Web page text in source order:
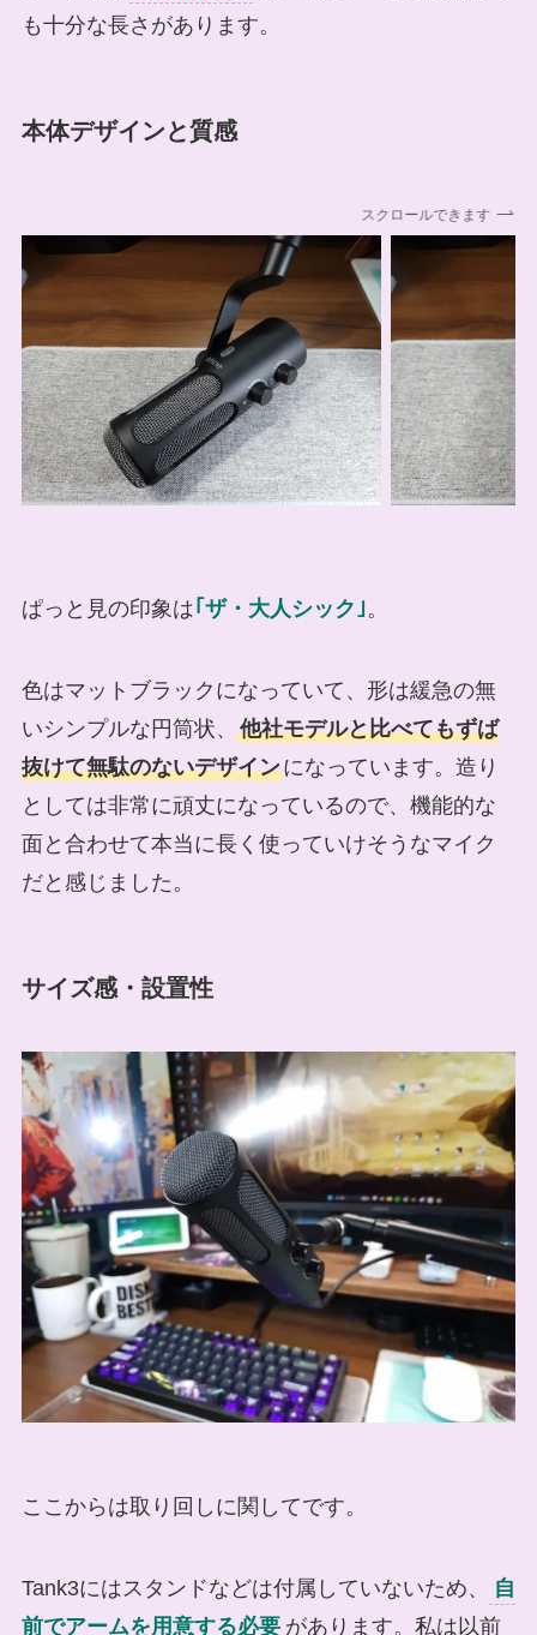
も十分な長さがあります。
本体デザインと質感
スクロールできます
ぱっと見の印象は｢ザ・大人シック｣ 。
色はマットブラックになっていて、形は緩急の無
いシンプルな円筒状、 他社モデルと比べてもずば
抜けて無駄のないデザインになっています。造り
としては非常に頑丈になっているので、機能的な
面と合わせて本当に長く使っていけそうなマイク
だと感じました。
サイズ感・設置性
ここからは取り回しに関してです。
Tank3にはスタンドなどは付属していないため、
自
前でアームを用意する必要 があります。私は以前